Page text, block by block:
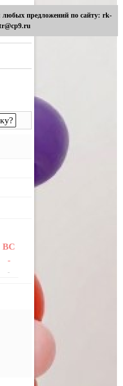
ВС
-
-
любых предложений по сайту: rk-